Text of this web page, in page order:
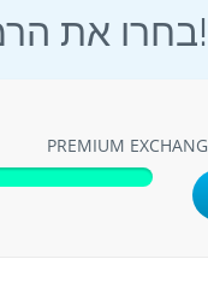
בחרו את הרמה המושלמת עבורכם!
PREMIUM